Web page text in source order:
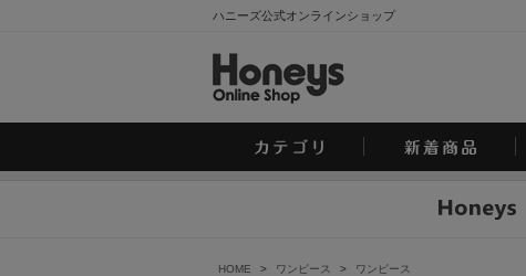
ハニーズ公式オンラインショップ
HOME > ワンピース > ワンピース